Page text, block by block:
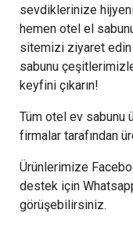
sevdiklerinize
hemen otel el
sitemizi ziyaret edin
sabunu
keyfini çıkarın!
Tüm otel ev sabunu
firmalar tarafından
Ürünlerimize
destek için
görüşebilirsiniz.